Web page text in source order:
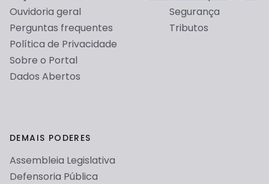
Cookies de terceiros.
Cancelar
Isso se deve pelo fato do certificado de segurança
não estar pré-registrado no navegador.
Para resolver esse problema, basta clicar no botão
"Avançado" e em seguida clicar no "Ir para
Embora apareça esse alerta, o site do governo é
perfeitamente seguro.
Ouvidoria geral
Perguntas frequentes
Política de Privacidade
Sobre o Portal
Dados Abertos
Segurança
Tributos
DEMAIS PODERES
Assembleia Legislativa
Defensoria Pública